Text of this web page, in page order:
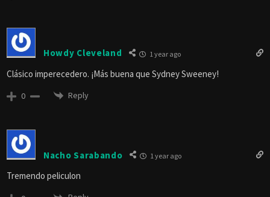
Howdy Cleveland 1 year ago
Clásico imperecedero. ¡Más buena que Sydney Sweeney!
0 Reply
Nacho Sarabando 1 year ago
Tremendo peliculon